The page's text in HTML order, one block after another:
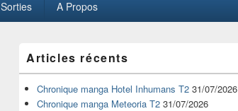
Sorties A Propos
principale
de
widget
pour
Articles récents
Chronique manga Hotel Inhumans T2 31/07/2026
Chronique manga Meteoria T2 31/07/2026